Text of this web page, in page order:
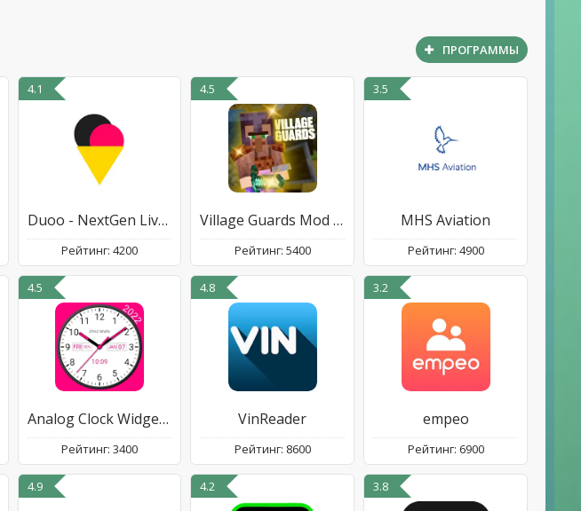
ПРОГРАММЫ
4.1
Duoo - NextGen Live Chat
Рейтинг: 4200
4.5
Village Guards Mod for MCPE
Рейтинг: 5400
3.5
MHS Aviation
Рейтинг: 4900
4.5
Analog Clock Widget Plus-7
Рейтинг: 3400
4.8
VinReader
Рейтинг: 8600
3.2
empeo
Рейтинг: 6900
4.9 4.2 3.8